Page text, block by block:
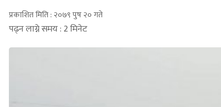
प्रकाशित मिति : २०७९ पुष २० गते
पढ्न लाग्ने समय : 2 मिनेट